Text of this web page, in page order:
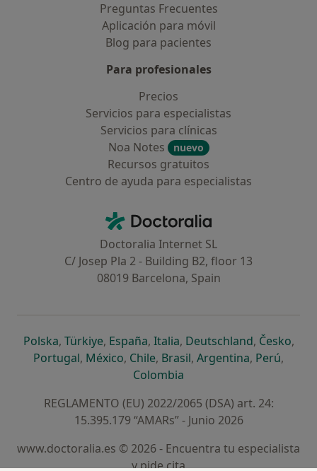
Preguntas Frecuentes
Aplicación para móvil
Blog para pacientes
Para profesionales
Precios
Servicios para especialistas
Servicios para clínicas
Noa Notes
nuevo
Recursos gratuitos
Centro de ayuda para especialistas
Doctoralia - Página de inicio
Doctoralia Internet SL
C/ Josep Pla 2 - Building B2, floor 13
08019 Barcelona, Spain
Polskase abre en una nueva pestaña
, Türkiyese abre en una nueva pestaña
, Españase abre en una nueva pestaña
, Italiase abre en una nueva
, Deutschlandse abre en
, Českose
,
Portugalse abre en una nueva pestaña
, Méxicose abre en una nueva pestaña
, Chilese abre en una nueva pestaña
, Brasilse abre en una nueva
, Argentinase abre en
, Perúse
,
Colombia
REGLAMENTO (EU) 2022/2065 (DSA) art. 24:
15.395.179 “AMARs” - Junio 2026
www.doctoralia.es © 2026 - Encuentra tu especialista
y pide cita